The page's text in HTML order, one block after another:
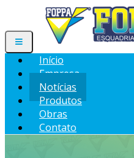
Início
Empresa
Notícias
Produtos
Obras
Contato